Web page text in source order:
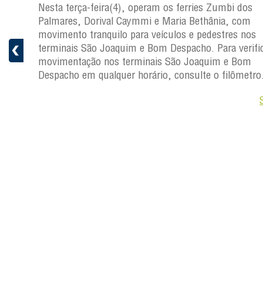
a
Nesta terça-feira(4), operam os ferries Zumbi dos
Palmares, Dorival Caymmi e Maria Bethânia, com
movimento tranquilo para veículos e pedestres nos
terminais São Joaquim e Bom Despacho. Para
movimentação nos terminais São Joaquim e Bom
Despacho em qualquer horário, consulte o